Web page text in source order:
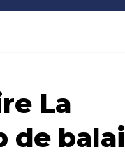
La
de balai